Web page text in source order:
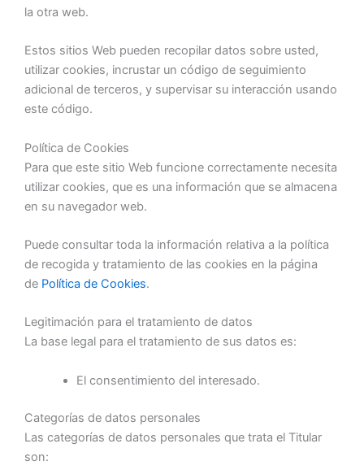
la otra web.
Estos sitios Web pueden recopilar datos sobre usted,
utilizar cookies, incrustar un código de seguimiento
adicional de terceros, y supervisar su interacción usando
este código.
Política de Cookies
Para que este sitio Web funcione correctamente necesita
utilizar cookies, que es una información que se almacena
en su navegador web.
Puede consultar toda la información relativa a la política
de recogida y tratamiento de las cookies en la página
de Política de Cookies.
Legitimación para el tratamiento de datos
La base legal para el tratamiento de sus datos es:
El consentimiento del interesado.
Categorías de datos personales
Las categorías de datos personales que trata el Titular
son: